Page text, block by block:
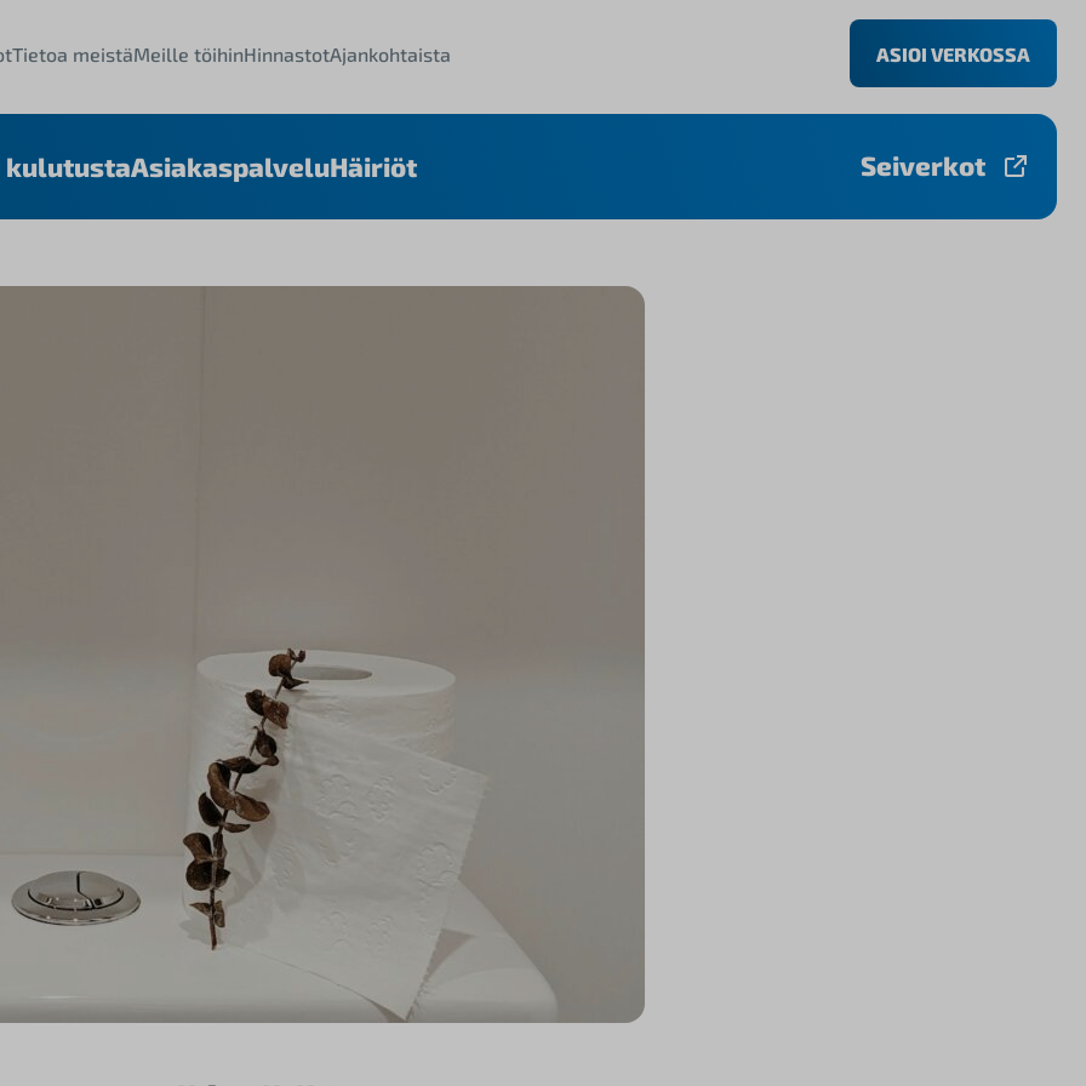
Tietoa meistäMeille töihinHinnastotAjankohtaista ASIOI VERKOSSA
kulutustaAsiakaspalveluHäiriöt Seiverkot